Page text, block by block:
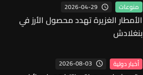
منوعات 2026-04-29
الأمطار الغزيرة تهدد محصول الأرز في
بنغلادش
أخبار دولية 2026-08-03